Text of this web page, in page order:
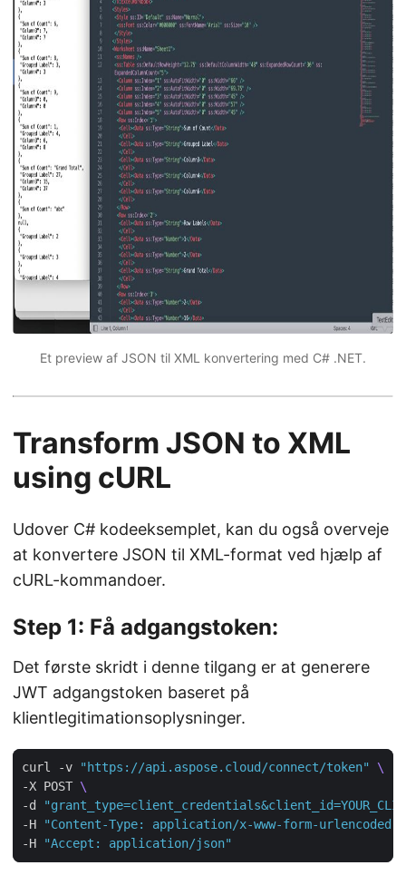
Et preview af JSON til XML konvertering med C# .NET.
Transform JSON to XML
using cURL
Udover C# kodeeksemplet, kan du også overveje
at konvertere JSON til XML-format ved hjælp af
cURL-kommandoer.
Step 1: Få adgangstoken:
Det første skridt i denne tilgang er at generere
JWT adgangstoken baseret på
klientlegitimationsoplysninger.
curl -v "https://api.aspose.cloud/connect/token"
-X POST
-d
-H
"Content-Type: application/x-www-form-urlencoded"
-H
"Accept: application/json"